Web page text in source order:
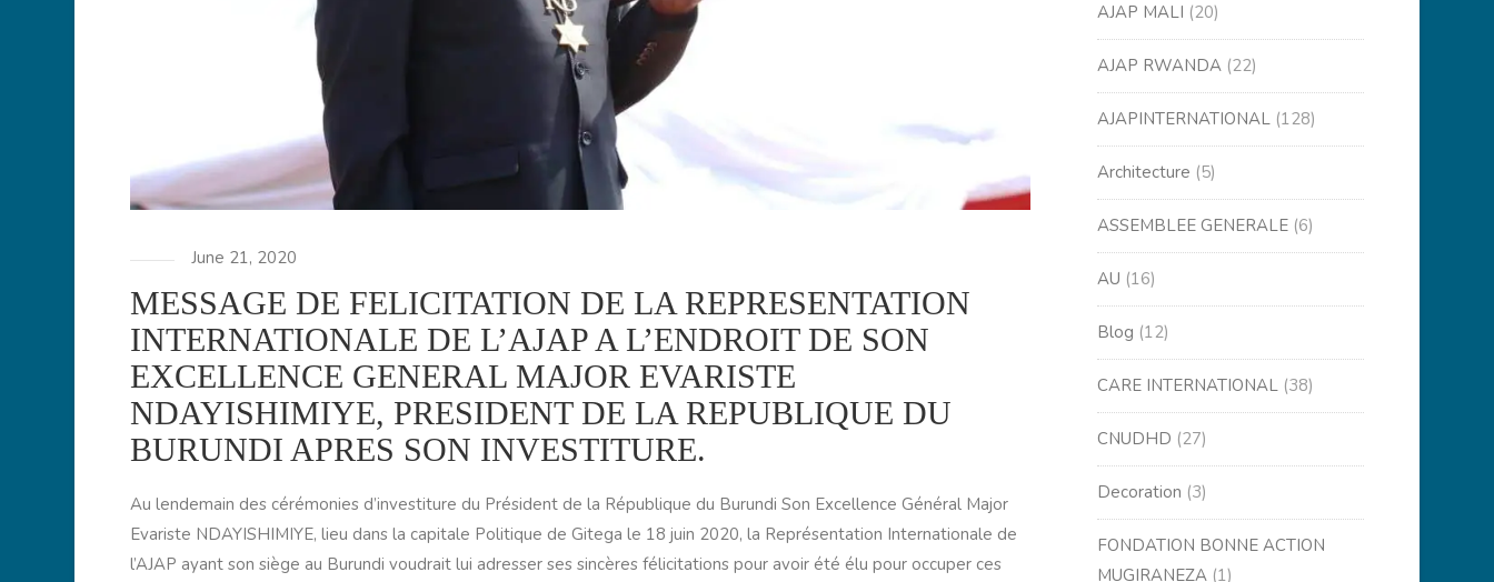
June 21, 2020
MESSAGE DE FELICITATION DE LA REPRESENTATION
INTERNATIONALE DE L’AJAP A L’ENDROIT DE SON
EXCELLENCE GENERAL MAJOR EVARISTE
NDAYISHIMIYE, PRESIDENT DE LA REPUBLIQUE DU
BURUNDI APRES SON INVESTITURE.
Au lendemain des cérémonies d’investiture du Président de la République du Burundi Son Excellence Général Major
Evariste NDAYISHIMIYE, lieu dans la capitale Politique de Gitega le 18 juin 2020, la Représentation Internationale de
l’AJAP ayant son siège au Burundi voudrait lui adresser ses sincères félicitations pour avoir été élu pour occuper ces
AJAP MALI (20)
AJAP RWANDA (22)
AJAPINTERNATIONAL (128)
Architecture (5)
ASSEMBLEE GENERALE (6)
AU (16)
Blog (12)
CARE INTERNATIONAL (38)
CNUDHD (27)
Decoration (3)
FONDATION BONNE ACTION
MUGIRANEZA (1)